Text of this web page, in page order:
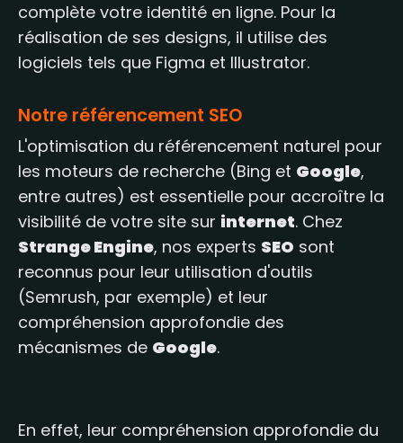
complète votre identité en ligne. Pour la
réalisation de ses designs, il utilise des
logiciels tels que Figma et Illustrator.
Notre référencement SEO
L'optimisation du référencement naturel pour
les moteurs de recherche (Bing et Google,
entre autres) est essentielle pour accroître la
visibilité de votre site sur internet. Chez
Strange Engine, nos experts SEO sont
reconnus pour leur utilisation d'outils
(Semrush, par exemple) et leur
compréhension approfondie des
mécanismes de Google.
En effet, leur compréhension approfondie du